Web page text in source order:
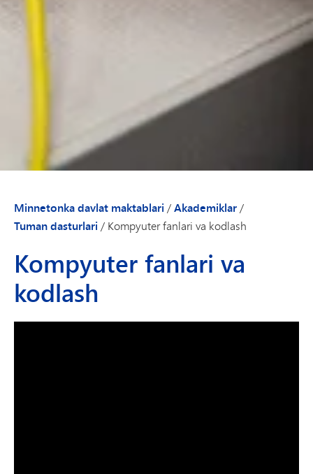
Minnetonka davlat maktablari /Akademiklar/
Tuman dasturlari / Kompyuter fanlari va kodlash
Kompyuter fanlari va
kodlash